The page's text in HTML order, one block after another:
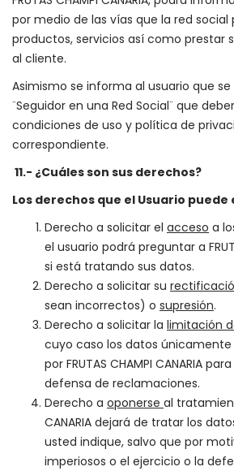
por medio de las vías que la red social
productos, servicios así como prestar
al cliente.
Asimismo se informa al usuario que
¨Seguidor en una Red Social¨ que
condiciones de uso y política de
correspondiente.
11.- ¿Cuáles son sus derechos?
Los derechos que el Usuario
Derecho a solicitar el acceso a
el usuario podrá preguntar a
si está tratando sus datos.
Derecho a solicitar su
sean incorrectos) o supresión.
Derecho a solicitar la limitación
cuyo caso los datos únicamente
por FRUTAS CHAMPI CANARIA
defensa de reclamaciones.
Derecho a oponerse al
CANARIA dejará de tratar los
usted indique, salvo que por
imperiosos o el ejercicio o la